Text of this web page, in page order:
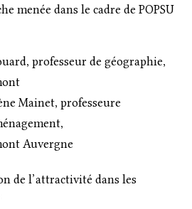
menée dans le cadre de POPSU
professeur de géographie,
Mainet, professeure
Auvergne
de l’attractivité dans les